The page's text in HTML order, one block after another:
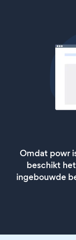
Omdat powr
beschikt
ingebouwde